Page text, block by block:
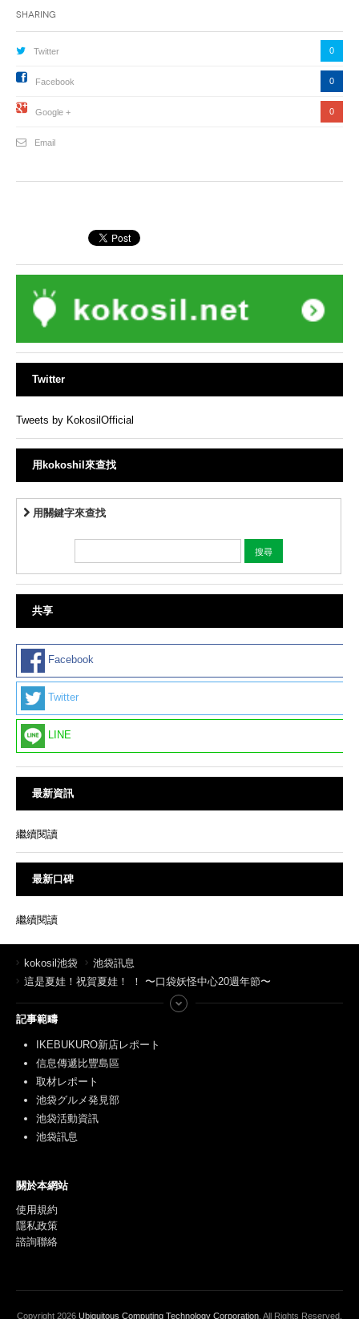
Sharing
Twitter 0
Facebook 0
Google + 0
Email
Twitter
Tweets by KokosilOfficial
用kokoshil來查找
用關鍵字來查找
共享
Facebook
Twitter
LINE
最新資訊
繼續閱讀
最新口碑
繼續閱讀
kokosil池袋
池袋訊息
這是夏娃！祝賀夏娃！ ！ 〜口袋妖怪中心20週年節〜
記事範疇
IKEBUKURO新店レポート
信息傳遞比豐島區
取材レポート
池袋グルメ発見部
池袋活動資訊
池袋訊息
關於本網站
使用規約
隱私政策
諮詢聯絡
Copyright 2026 Ubiquitous Computing Technology Corporation . All Rights Reserved.